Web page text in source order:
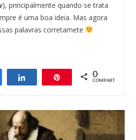
), principalmente quando se trata
é uma boa ideia. Mas agora
palavras corretamete
Compartilhar Compartilhar 0
COMPART.